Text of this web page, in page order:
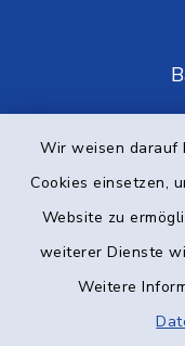
Wir weisen darauf
Cookies einsetzen,
Website zu
weiterer Dienste
Weitere